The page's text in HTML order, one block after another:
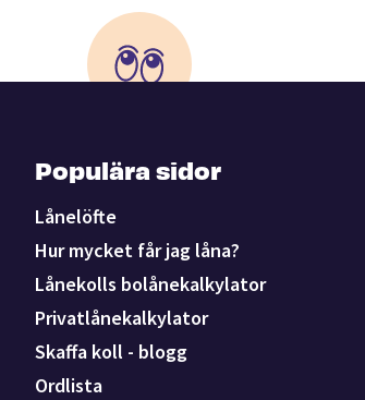
Populära sidor
Lånelöfte
Hur mycket får jag låna?
Lånekolls bolånekalkylator
Privatlånekalkylator
Skaffa koll - blogg
Ordlista